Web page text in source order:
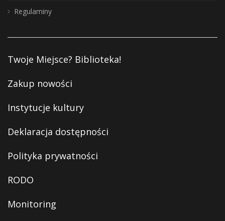
Regulaminy
Twoje Miejsce? Biblioteka!
Zakup nowości
Instytucje kultury
Deklaracja dostępności
Polityka prywatności
RODO
Monitoring